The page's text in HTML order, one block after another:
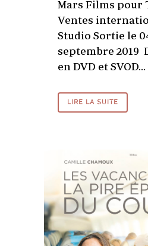
Mars Films pour
Ventes
Studio Sortie le
septembre 2019
en DVD et SVOD...
LIRE LA SUITE